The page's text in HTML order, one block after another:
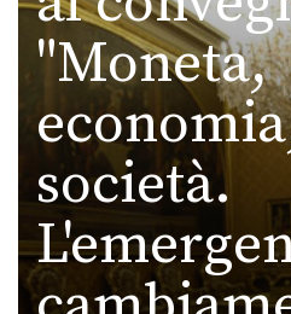
"Moneta,
società.